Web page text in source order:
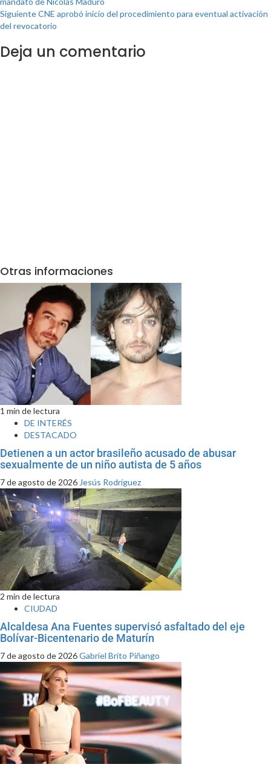
SiguienteCNE aprobó inicio del procedimiento para eventual activación
del revocatorio
Deja un comentario
Otras informaciones
1 min de lectura
DE INTERÉS
DESTACADO
Detienen a un actor brasileño acusado de abusar
sexualmente de un niño autista de 5 años
7 de agosto de 2026 Jesús Rodríguez
2 min de lectura
CIUDAD
Alcaldesa Ana Fuentes supervisó asfaltado del eje
Bolívar-Bicentenario de Maturín
7 de agosto de 2026Gabriel Brito Piñango